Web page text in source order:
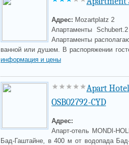
Адрес: Mozartplatz 2
Апартаменты
Апартаменты
ванной или душем. В распоряжении
информация и цены
Apart
OSB02792-CYD
Адрес:
Апарт-отель MONDI-
Бад-Гаштайне, в 400 м от водопада